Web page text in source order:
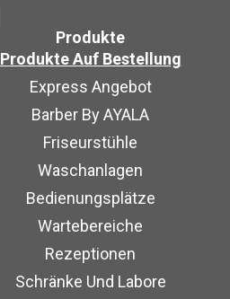
Produkte
Produkte Auf Bestellung
Express Angebot
Barber By AYALA
Friseurstühle
Waschanlagen
Bedienungsplätze
Wartebereiche
Rezeptionen
Schränke Und Labore